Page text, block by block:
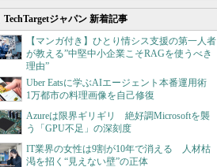
TechTargetジャパン 新着記事
【マンガ付き】ひとり情シス支援の第一人者
が教える”中堅中小企業こそRAGを使うべき
理由”
Uber Eatsに学ぶAIエージェント本番運用術
1万都市の料理画像を自己修復
Azureは限界ギリギリ 絶好調Microsoftを襲
う「GPU不足」の深刻度
IT業界の女性は9割が10年で消える 人材枯
渇を招く“見えない壁”の正体